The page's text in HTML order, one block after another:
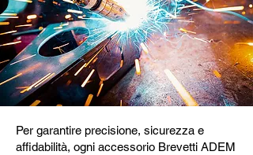
Per garantire precisione, sicurezza e
affidabilità, ogni accessorio Brevetti ADEM